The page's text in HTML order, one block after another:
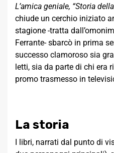
L’amica geniale, “Storia
chiude un cerchio iniziato
stagione -tratta
Ferrante- sbarcò in prima
successo clamoroso sia
letti, sia da parte di chi era
promo trasmesso in
La storia
I libri, narrati dal punto di